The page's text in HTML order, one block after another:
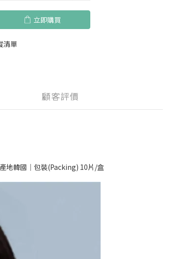
立即購買
清單
顧客評價
地韓國｜包裝(Packing) 10片/盒